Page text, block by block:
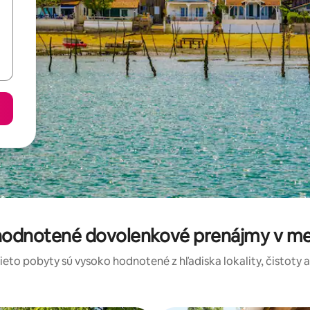
dovolenkové prenájmy v
pobyty sú vysoko hodnotené z hľadiska lokality, čistoty